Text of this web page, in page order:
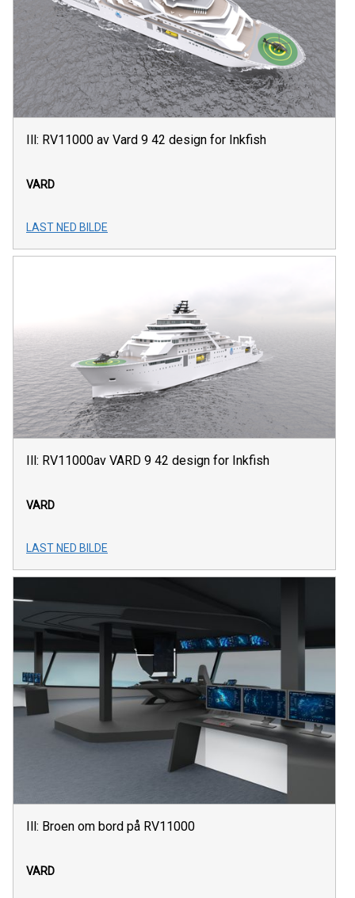
Ill: RV11000 av Vard 9 42 design for Inkfish
VARD
LAST NED BILDE
Ill: RV11000av VARD 9 42 design for Inkfish
VARD
LAST NED BILDE
Ill: Broen om bord på RV11000
VARD